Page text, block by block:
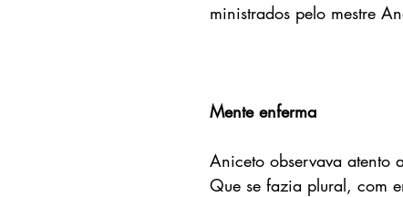
ministrados pelo mestre
Mente enferma
Aniceto observava atento
Que se fazia plural, com